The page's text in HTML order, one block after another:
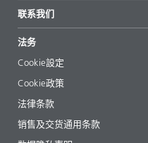
地区和分销商
展会和活动
成功案例
EcoVadis
认证
起始配方
文章
电子书
法规事务
助剂指南 App
视频
联系我们
法务
Cookie設定
Cookie政策
法律条款
销售及交货通用条款